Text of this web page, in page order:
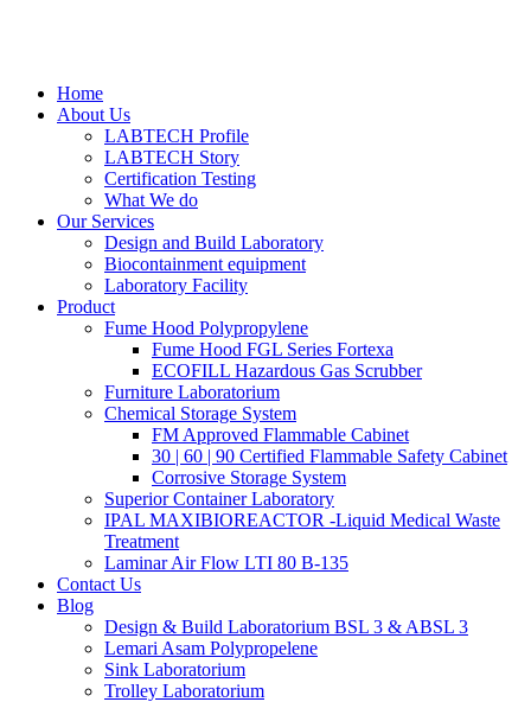
Home
About Us
LABTECH Profile
LABTECH Story
Certification Testing
What We do
Our Services
Design and Build Laboratory
Biocontainment equipment
Laboratory Facility
Product
Fume Hood Polypropylene
Fume Hood FGL Series Fortexa
ECOFILL Hazardous Gas Scrubber
Furniture Laboratorium
Chemical Storage System
FM Approved Flammable Cabinet
30 | 60 | 90 Certified Flammable Safety Cabinet
Corrosive Storage System
Superior Container Laboratory
IPAL MAXIBIOREACTOR -Liquid Medical Waste
Treatment
Laminar Air Flow LTI 80 B-135
Contact Us
Blog
Design & Build Laboratorium BSL 3 & ABSL 3
Lemari Asam Polypropelene
Sink Laboratorium
Trolley Laboratorium